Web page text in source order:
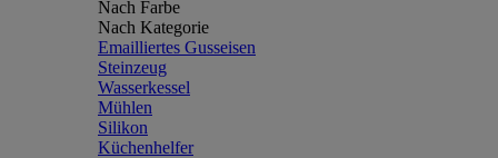
Nach Farbe
Nach Kategorie
Emailliertes Gusseisen
Steinzeug
Wasserkessel
Mühlen
Silikon
Küchenhelfer